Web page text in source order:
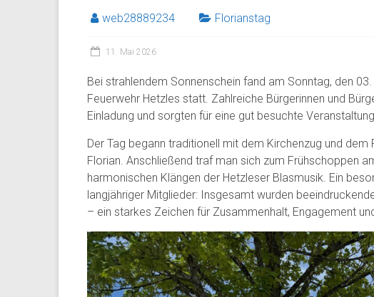
web28889234 Florianstag
11. Mai 2026
Bei strahlendem Sonnenschein fand am Sonntag, den
Feuerwehr Hetzles statt. Zahlreiche Bürgerinnen und
Einladung und sorgten für eine gut besuchte
Der Tag begann traditionell mit dem Kirchenzug und
Florian. Anschließend traf man sich zum Frühschoppen
harmonischen Klängen der Hetzleser Blasmusik. Ein
langjähriger Mitglieder: Insgesamt wurden
– ein starkes Zeichen für Zusammenhalt, Engagement